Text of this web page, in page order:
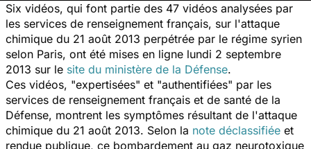
Six vidéos, qui font partie des 47 vidéos analysées par
les services de renseignement français, sur l'attaque
chimique du 21 août 2013 perpétrée par le régime syrien
selon Paris, ont été mises en ligne lundi 2 septembre
2013 sur le site du ministère de la Défense.
Ces vidéos, "expertisées" et "authentifiées" par les
services de renseignement français et de santé de la
Défense, montrent les symptômes résultant de l'attaque
chimique du 21 août 2013. Selon la note déclassifiée et
rendue publique, ce bombardement au gaz neurotoxique